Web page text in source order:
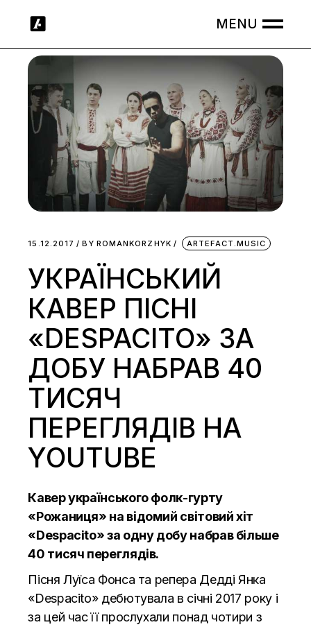
15.12.2017 BY ROMANKORZHYK ARTEFACT.MUSIC
УКРАЇНСЬКИЙ
КАВЕР ПІСНІ
«DESPACITO» ЗА
ДОБУ НАБРАВ 40
ТИСЯЧ
ПЕРЕГЛЯДІВ НА
YOUTUBE
Кавер українського фолк-гурту
«Рожаниця» на відомий світовий хіт
«Despacito» за одну добу набрав більше
40 тисяч переглядів.
Пісня Луїса Фонса та репера Дедді Янка
«Despacito» дебютувала в січні 2017 року і
за цей час її прослухали понад чотири з